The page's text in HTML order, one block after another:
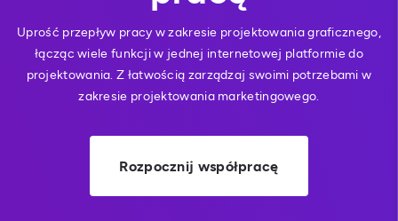
Uprość przepływ pracy w zakresie projektowania graficznego,
łącząc wiele funkcji w jednej internetowej platformie do
projektowania. Z łatwością zarządzaj swoimi potrzebami w
zakresie projektowania marketingowego.
Rozpocznij współpracę